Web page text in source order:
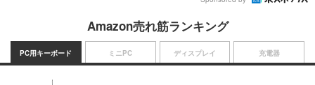
Amazon売れ筋ランキング
PC用キーボード ミニPC ディスプレイ 充電器